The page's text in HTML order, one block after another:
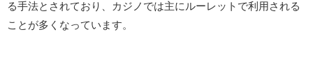
る手法とされており、カジノでは主にルーレットで利用される
ことが多くなっています。